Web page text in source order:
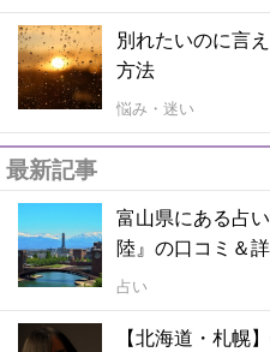
別れたいのに言
方法
悩み・迷い
最新記事
富山県にある占
陸』の口コミ＆
占い
【北海道・札幌